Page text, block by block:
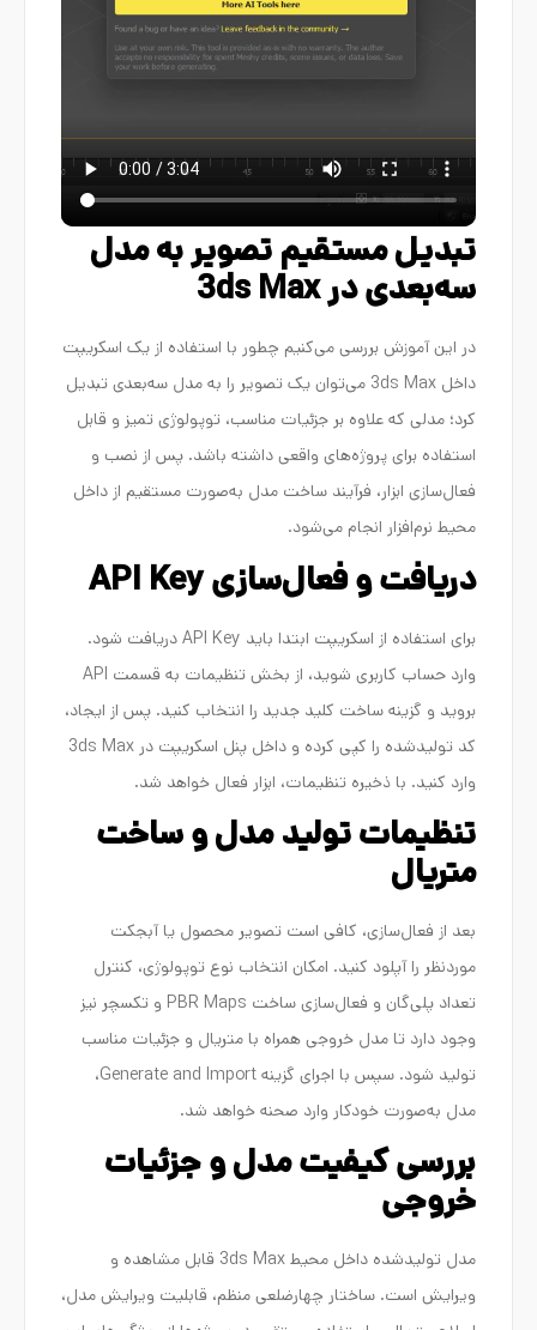
تبدیل مستقیم تصویر به مدل
سه‌بعدی در 3ds Max
در این آموزش بررسی می‌کنیم چطور با استفاده از یک اسکریپت
داخل 3ds Max می‌توان یک تصویر را به مدل سه‌بعدی تبدیل
کرد؛ مدلی که علاوه بر جزئیات مناسب، توپولوژی تمیز و قابل
استفاده برای پروژه‌های واقعی داشته باشد. پس از نصب و
فعال‌سازی ابزار، فرآیند ساخت مدل به‌صورت مستقیم از داخل
محیط نرم‌افزار انجام می‌شود.
دریافت و فعال‌سازی API Key
برای استفاده از اسکریپت ابتدا باید API Key دریافت شود.
وارد حساب کاربری شوید، از بخش تنظیمات به قسمت API
بروید و گزینه ساخت کلید جدید را انتخاب کنید. پس از ایجاد،
کد تولیدشده را کپی کرده و داخل پنل اسکریپت در 3ds Max
وارد کنید. با ذخیره تنظیمات، ابزار فعال خواهد شد.
تنظیمات تولید مدل و ساخت
متریال
بعد از فعال‌سازی، کافی است تصویر محصول یا آبجکت
موردنظر را آپلود کنید. امکان انتخاب نوع توپولوژی، کنترل
تعداد پلی‌گان و فعال‌سازی ساخت PBR Maps و تکسچر نیز
وجود دارد تا مدل خروجی همراه با متریال و جزئیات مناسب
تولید شود. سپس با اجرای گزینه Generate and Import،
مدل به‌صورت خودکار وارد صحنه خواهد شد.
بررسی کیفیت مدل و جزئیات
خروجی
مدل تولیدشده داخل محیط 3ds Max قابل مشاهده و
ویرایش است. ساختار چهارضلعی منظم، قابلیت ویرایش مدل،